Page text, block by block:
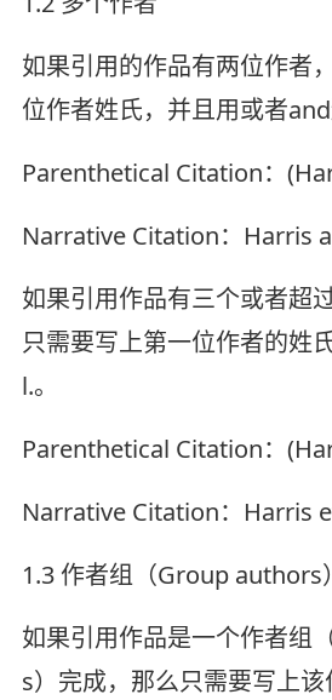
如果引用的作品有两位作者
位作者姓氏，并且用或者and
Parenthetical Citation：
Narrative Citation：Harris
如果引用作品有三个或者超
只需要写上第一位作者的姓
l.。
Parenthetical Citation：
Narrative Citation：Harris
1.3 作者组（Group authors）
如果引用作品是一个作者组
s）完成，那么只需要写上